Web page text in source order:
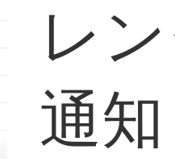
レ
通知